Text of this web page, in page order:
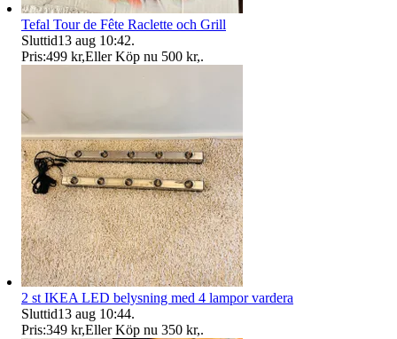
Tefal Tour de Fête Raclette och Grill
Sluttid13 aug 10:42.
Pris:499 kr,Eller Köp nu 500 kr,.
2 st IKEA LED belysning med 4 lampor vardera
Sluttid13 aug 10:44.
Pris:349 kr,Eller Köp nu 350 kr,.